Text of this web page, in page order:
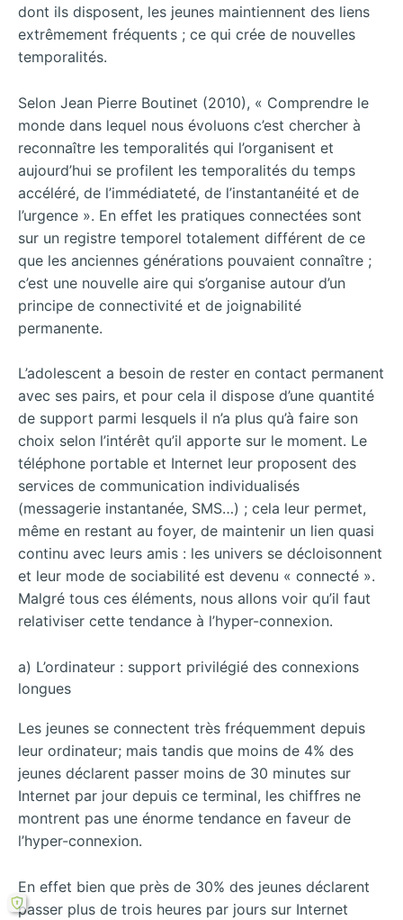
dont ils disposent, les jeunes maintiennent des liens
extrêmement fréquents ; ce qui crée de nouvelles
temporalités.
Selon Jean Pierre Boutinet (2010), « Comprendre le
monde dans lequel nous évoluons c’est chercher à
reconnaître les temporalités qui l’organisent et
aujourd’hui se profilent les temporalités du temps
accéléré, de l’immédiateté, de l’instantanéité et de
l’urgence ». En effet les pratiques connectées sont
sur un registre temporel totalement différent de ce
que les anciennes générations pouvaient connaître ;
c’est une nouvelle aire qui s’organise autour d’un
principe de connectivité et de joignabilité
permanente.
L’adolescent a besoin de rester en contact permanent
avec ses pairs, et pour cela il dispose d’une quantité
de support parmi lesquels il n’a plus qu’à faire son
choix selon l’intérêt qu’il apporte sur le moment. Le
téléphone portable et Internet leur proposent des
services de communication individualisés
(messagerie instantanée, SMS…) ; cela leur permet,
même en restant au foyer, de maintenir un lien quasi
continu avec leurs amis : les univers se décloisonnent
et leur mode de sociabilité est devenu « connecté ».
Malgré tous ces éléments, nous allons voir qu’il faut
relativiser cette tendance à l’hyper-connexion.
a) L’ordinateur : support privilégié des connexions
longues
Les jeunes se connectent très fréquemment depuis
leur ordinateur; mais tandis que moins de 4% des
jeunes déclarent passer moins de 30 minutes sur
Internet par jour depuis ce terminal, les chiffres ne
montrent pas une énorme tendance en faveur de
l’hyper-connexion.
En effet bien que près de 30% des jeunes déclarent
passer plus de trois heures par jours sur Internet